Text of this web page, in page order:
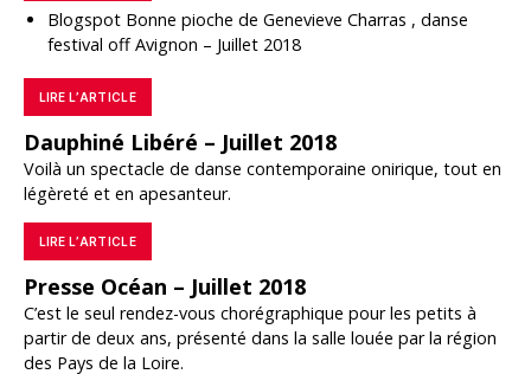
Blogspot Bonne pioche de Genevieve Charras , danse
festival off Avignon – Juillet 2018
LIRE L’ARTICLE
Dauphiné Libéré – Juillet 2018
Voilà un spectacle de danse contemporaine onirique, tout en
légèreté et en apesanteur.
LIRE L’ARTICLE
Presse Océan – Juillet 2018
C’est le seul rendez-vous chorégraphique pour les petits à
partir de deux ans, présenté dans la salle louée par la région
des Pays de la Loire.